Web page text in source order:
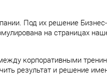
Под их решение
на страницах
корпоративными
результат и решение